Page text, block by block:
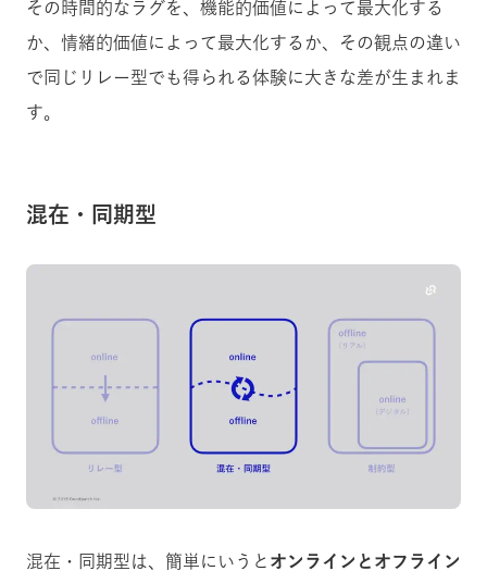
その時間的なラグを、機能的価値によって最大化する
か、情緒的価値によって最大化するか、その観点の違い
で同じリレー型でも得られる体験に大きな差が生まれま
す。
混在・同期型
混在・同期型は、簡単にいうと オンラインとオフライン